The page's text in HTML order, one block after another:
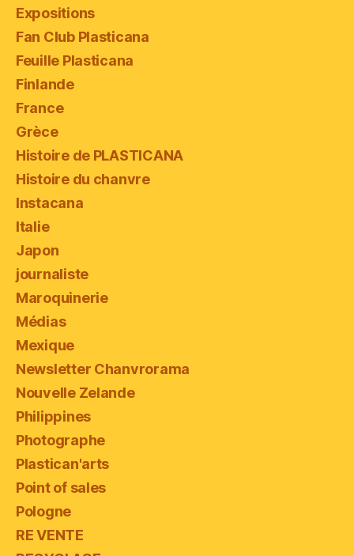
Expositions
Fan Club Plasticana
Feuille Plasticana
Finlande
France
Grèce
Histoire de PLASTICANA
Histoire du chanvre
Instacana
Italie
Japon
journaliste
Maroquinerie
Médias
Mexique
Newsletter Chanvrorama
Nouvelle Zelande
Philippines
Photographe
Plastican'arts
Point of sales
Pologne
RE VENTE